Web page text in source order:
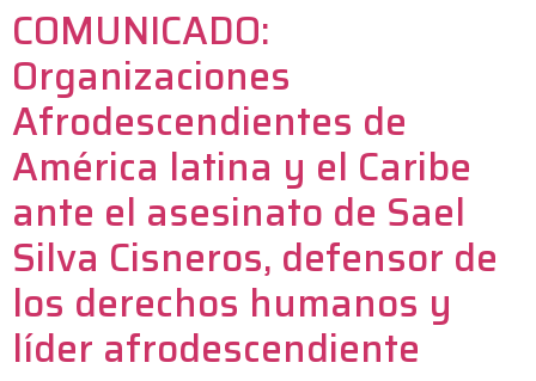
COMUNICADO:
Organizaciones
Afrodescendientes de
América latina y el Caribe
ante el asesinato de Sael
Silva Cisneros, defensor de
los derechos humanos y
líder afrodescendiente